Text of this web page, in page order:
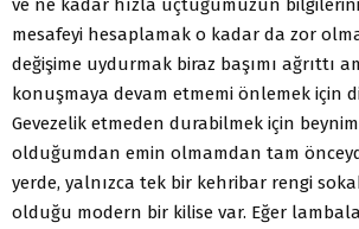
mesafeyi hesaplamak o kadar da zor
değişime uydurmak biraz başımı ağrıttı
konuşmaya devam etmemi önlemek için
Gevezelik etmeden durabilmek için
olduğumdan emin olmamdan tam
yerde, yalnızca tek bir kehribar rengi
olduğu modern bir kilise var. Eğer